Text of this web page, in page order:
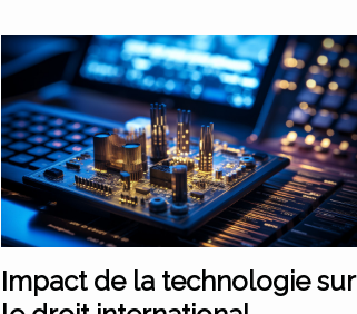
Impact de la technologie sur